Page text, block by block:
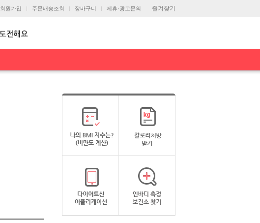
즐겨찾기
회원가입 주문배송조회 장바구니 제휴·광고문의